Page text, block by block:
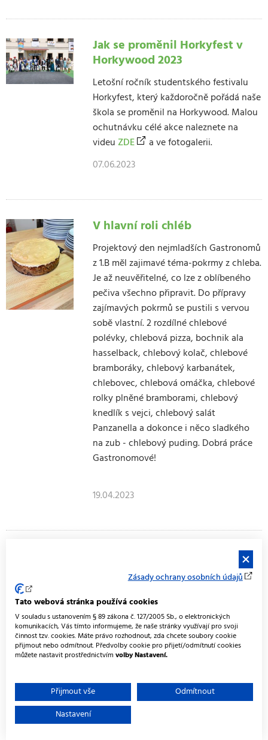
Jak se proměnil Horkyfest v
Horkywood 2023
Letošní ročník studentského festivalu
Horkyfest, který každoročně pořádá naše
škola se proměnil na Horkywood. Malou
ochutnávku célé akce naleznete na
videuZDE
a ve fotogalerii.
07.06.2023
V hlavní roli chléb
Projektový den nejmladších Gastronomů
z 1.B měl zajimavé téma-pokrmy z chleba.
Je až neuvěřitelné, co lze z oblíbeného
pečiva všechno připravit. Do přípravy
zajímavých pokrmů se pustili s vervou
sobě vlastní. 2 rozdílné chlebové
polévky, chlebová pizza, bochnik ala
hasselback, chlebový kolač, chlebové
bramboráky, chlebový karbanátek,
chlebovec, chlebová omáčka, chlebové
rolky plněné bramborami, chlebový
knedlík s vejci, chlebový salát
Panzanella a dokonce i něco sladkého
na zub - chlebový puding. Dobrá práce
Gastronomové!
19.04.2023
„Talířový dezert“ v Horkách
nad Jizerou
Střední odborná škola a Střední odborné
učiliště Horky nad Jizerou uspořádala
15.3.2023 pod záštitou radního
Středočeského kraje pro oblast
meziškolní gastronomickou soutěž
„Talířový dezert“. V nově vybaveném
Zásady ochrany osobních údajů
Tato webová stránka používá cookies
V souladu s ustanovením § 89 zákona č. 127/2005 Sb., o elektronických
komunikacích, Vás tímto informujeme, že naše stránky využívají pro svoji
činnost tzv. cookies. Máte právo rozhodnout, zda chcete soubory cookie
přijmout nebo odmítnout. Předvolby cookie pro přijetí/odmítnutí cookies
můžete nastavit prostřednictvím volby Nastavení.
Přijmout vše
Odmítnout
Nastavení